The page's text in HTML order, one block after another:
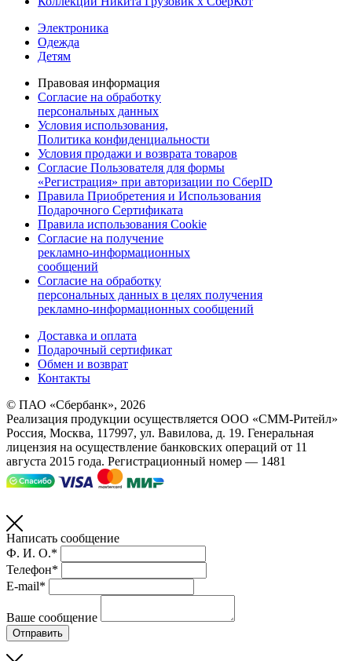
Электроника
Одежда
Детям
Правовая информация
Согласие на обработку
персональных данных
Условия использования,
Политика конфиденциальности
Условия продажи и возврата товаров
Согласие Пользователя для формы
«Регистрация» при авторизации по СберID
Правила Приобретения и Использования
Подарочного Сертификата
Правила использования Cookie
Согласие на получение
рекламно-информационных
сообщений
Согласие на обработку
персональных данных в целях получения
рекламно-информационных сообщений
Доставка и оплата
Подарочный сертификат
Обмен и возврат
Контакты
© ПАО «Сбербанк», 2026
Реализация продукции осуществляется ООО «СММ-Ритейл»
Россия, Москва, 117997, ул. Вавилова, д. 19. Генеральная
лицензия на осуществление банковских операций от 11
августа 2015 года. Регистрационный номер — 1481
Написать сообщение
Ф. И. О.*
Телефон*
E-mail*
Ваше сообщение
Отправить